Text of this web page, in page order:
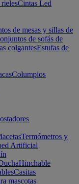
Cintas Led
de mesas y sillas de
de sofás de
colgantesEstufas de
Columpios
Termómetros y
Artificial
Hinchable
Casitas
mascotas